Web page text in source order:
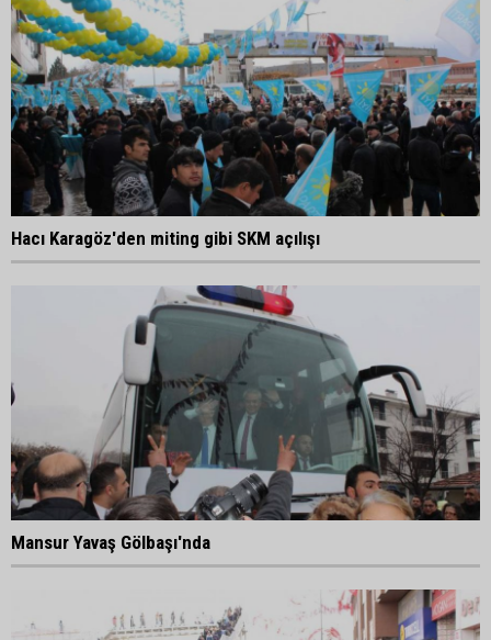
Hacı Karagöz'den miting gibi SKM açılışı
Mansur Yavaş Gölbaşı'nda